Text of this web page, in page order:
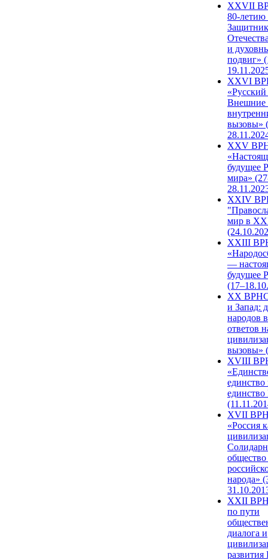
ХХVII
80-
и
подвиг»
XXVI
Внешние
вызовы»
XXV
будущее
мира»
XXIV
мир в
XXIII
—
будущее
XX ВРНС
и Запад:
народов
ответов
вызовы»
XVIII
единство
единство
XVII
«Россия
народа»
XXII
по пути
диалога и
развития